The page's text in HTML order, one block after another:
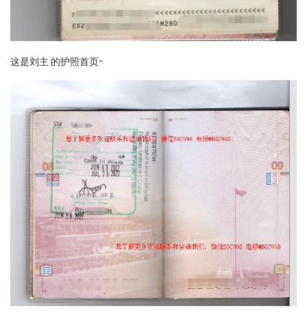
这是刘主 的护照首页~